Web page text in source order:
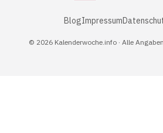
BlogImpressum
© 2026 Kalenderwoche.info · Alle